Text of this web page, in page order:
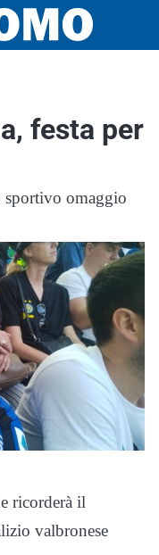
festa per
omaggio
ricorderà il
valbronese